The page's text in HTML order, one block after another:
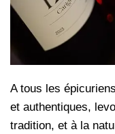
A tous les
et authentiques,
tradition, et à la